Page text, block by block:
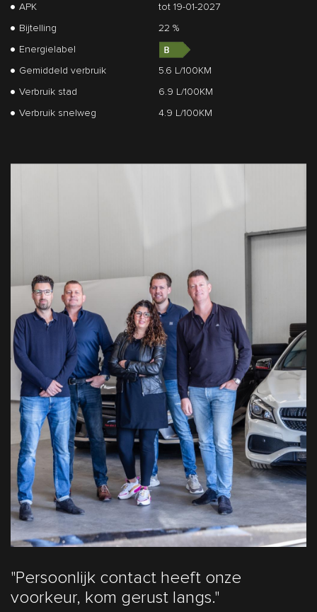
APK
tot 19-01-2027
Bijtelling
22 %
Energielabel
Gemiddeld verbruik
5.6 L/100KM
Verbruik stad
6.9 L/100KM
Verbruik snelweg
4.9 L/100KM
"Persoonlijk contact heeft onze
voorkeur, kom gerust langs."